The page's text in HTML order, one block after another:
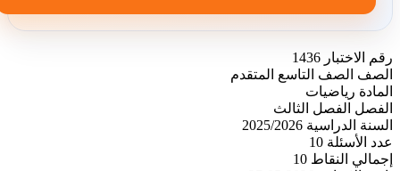
رقم الاختبار 1436
الصف
الصف التاسع المتقدم
المادة رياضيات
الفصل
الفصل الثالث
السنة الدراسية 2025/2026
عدد الأسئلة 10
إجمالي النقاط 10